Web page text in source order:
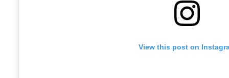
View this post on